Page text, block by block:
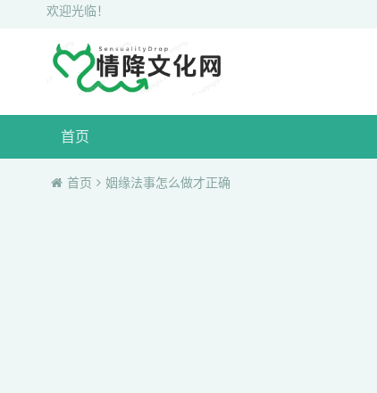
欢迎光临！
首页
首页 姻缘法事怎么做才正确